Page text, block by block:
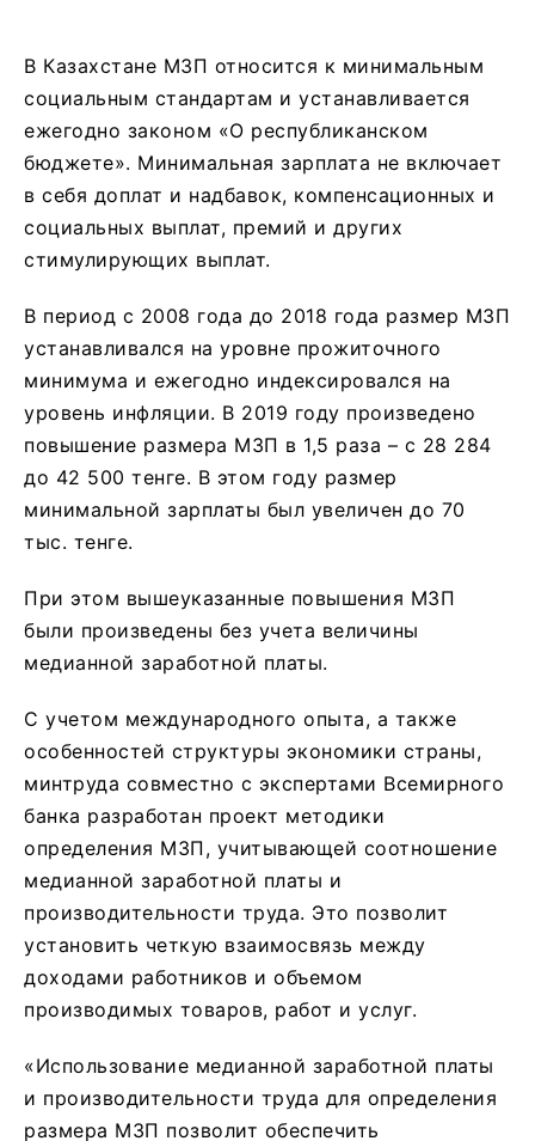
В Казахстане МЗП относится к минимальным
социальным стандартам и устанавливается
ежегодно законом «О республиканском
бюджете». Минимальная зарплата не включает
в себя доплат и надбавок, компенсационных и
социальных выплат, премий и других
стимулирующих выплат.
В период с 2008 года до 2018 года размер МЗП
устанавливался на уровне прожиточного
минимума и ежегодно индексировался на
уровень инфляции. В 2019 году произведено
повышение размера МЗП в 1,5 раза – с 28 284
до 42 500 тенге. В этом году размер
минимальной зарплаты был увеличен до 70
тыс. тенге.
При этом вышеуказанные повышения МЗП
были произведены без учета величины
медианной заработной платы.
С учетом международного опыта, а также
особенностей структуры экономики страны,
минтруда совместно с экспертами Всемирного
банка разработан проект методики
определения МЗП, учитывающей соотношение
медианной заработной платы и
производительности труда. Это позволит
установить четкую взаимосвязь между
доходами работников и объемом
производимых товаров, работ и услуг.
«Использование медианной заработной платы
и производительности труда для определения
размера МЗП позволит обеспечить